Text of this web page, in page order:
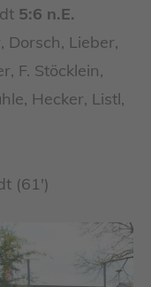
5:6 n.E.
Dorsch, Lieber,
F. Stöcklein,
Hecker, Listl,
(61′)